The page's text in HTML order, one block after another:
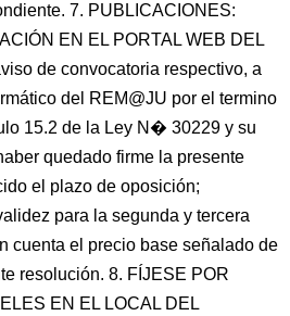
7. PUBLICACIONES:
EN EL PORTAL WEB DEL
de convocatoria respectivo, a
del REM@JU por el termino
15.2 de la Ley N� 30229 y su
quedado firme la presente
el plazo de oposición;
para la segunda y tercera
cuenta el precio base señalado de
resolución. 8. FÍJESE POR
EN EL LOCAL DEL